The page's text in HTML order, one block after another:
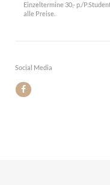
Einzeltermine 30,- p./
alle Preise.
Social Media